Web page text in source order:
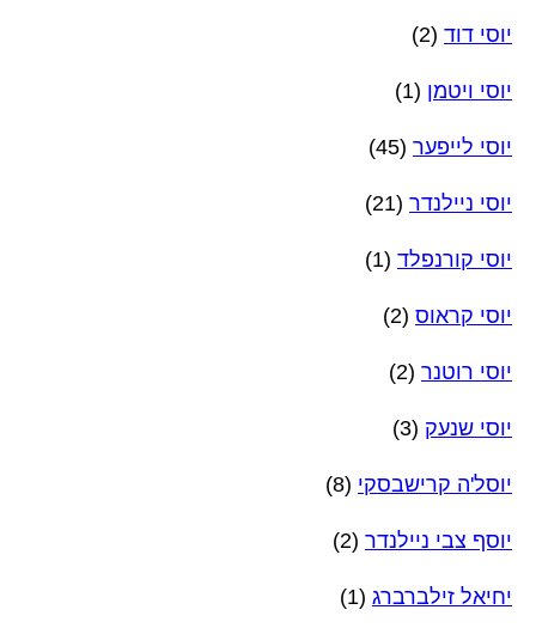
יוסי דוד (2)
יוסי ויטמן (1)
יוסי לייפער (45)
יוסי ניילנדר (21)
יוסי קורנפלד (1)
יוסי קראוס (2)
יוסי רוטנר (2)
יוסי שנעק (3)
יוסל'ה קרישבסקי (8)
יוסף צבי ניילנדר (2)
יחיאל זילברברג (1)